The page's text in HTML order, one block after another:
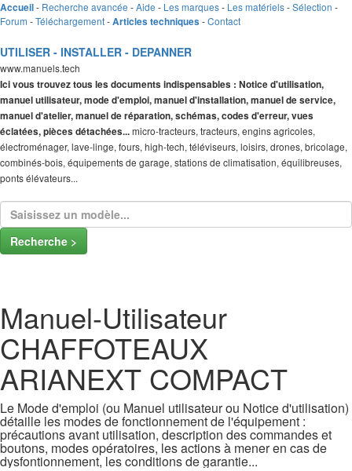
Accueil- Recherche avancée -Aide - Les marques- Les matériels-Sélection -
Forum -Téléchargement-Articles techniques -Contact
UTILISER - INSTALLER - DEPANNER
www.manuels.tech
Ici vous trouvez tous les documents indispensables : Notice d'utilisation,
manuel utilisateur, mode d'emploi, manuel d'installation, manuel de service,
manuel d'atelier, manuel de réparation, schémas, codes d'erreur, vues
éclatées, pièces détachées...micro-tracteurs, tracteurs, engins agricoles,
électroménager, lave-linge, fours, high-tech, téléviseurs, loisirs, drones, bricolage,
combinés-bois, équipements de garage, stations de climatisation, équilibreuses,
ponts élévateurs...
Recherche >
Manuel-Utilisateur
CHAFFOTEAUX
ARIANEXT COMPACT
Le Mode d'emploi (ou Manuel utilisateur ou Notice d'utilisation)
détaille les modes de fonctionnement de l'équipement :
précautions avant utilisation, description des commandes et
boutons, modes opératoires, les actions à mener en cas de
dysfontionnement, les conditions de garantie...